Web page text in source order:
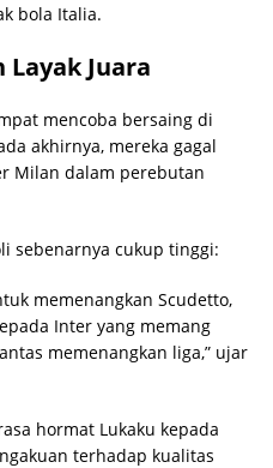
bola Italia.
Juara
mencoba bersaing di
akhirnya, mereka gagal
Milan dalam perebutan
sebenarnya cukup tinggi:
memenangkan Scudetto,
Inter yang memang
memenangkan liga,” ujar
hormat Lukaku kepada
terhadap kualitas